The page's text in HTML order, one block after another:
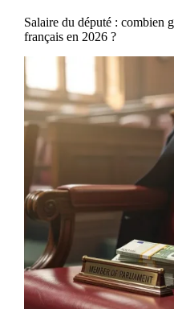
Salaire du député : combien
français en 2026 ?